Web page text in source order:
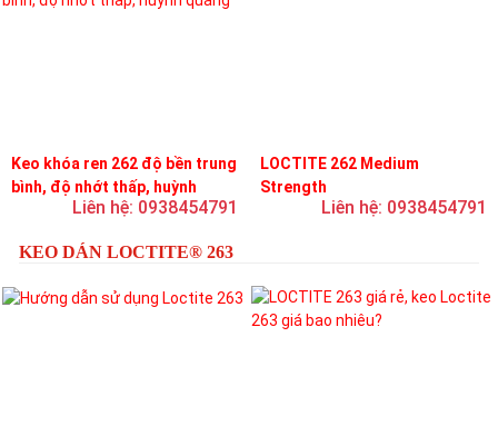
Keo khóa ren 262 độ bền trung
bình, độ nhớt thấp, huỳnh
Liên hệ: 0938454791
LOCTITE 262 Medium
Strength
Liên hệ: 0938454791
KEO DÁN LOCTITE® 263